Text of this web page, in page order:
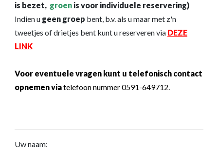
is bezet, groen is voor individuele reservering)
Indien u geen groep bent, b.v. als u maar met z'n
tweetjes of drietjes bent kunt u reserveren via DEZE
LINK
Voor eventuele vragen kunt u telefonisch contact
opnemen viatelefoon nummer 0591-649712.
Uw naam: